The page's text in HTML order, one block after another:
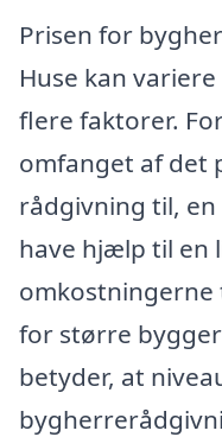
Prisen for
Huse kan
flere faktorer.
omfanget af det
rådgivning til, en
have hjælp til en
omkostningerne
for større
betyder, at